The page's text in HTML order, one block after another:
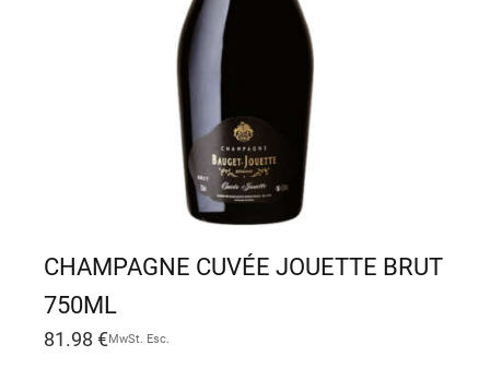
CHAMPAGNE CUVÉE JOUETTE BRUT
750ML
81.98 €MwSt. Esc.